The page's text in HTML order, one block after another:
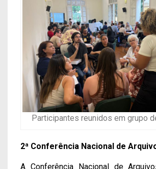
Participantes reunidos em grupo
2ª Conferência Nacional de
A Conferência Nacional de